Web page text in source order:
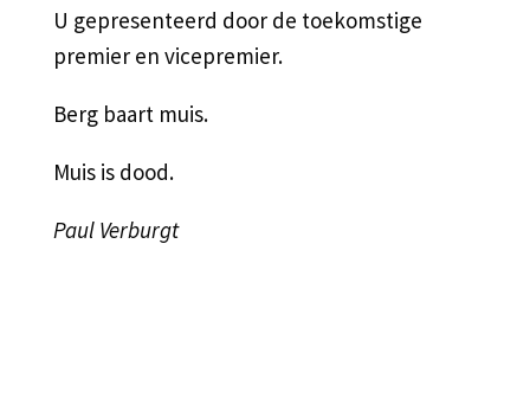
U gepresenteerd door de toekomstige
premier en vicepremier.
Berg baart muis.
Muis is dood.
Paul Verburgt